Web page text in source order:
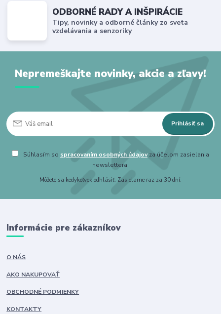
ODBORNÉ RADY A INŠPIRÁCIE
Tipy, novinky a odborné články zo sveta
vzdelávania a senzoriky
Nepremeškajte novinky, akcie a zľavy!
Prihlásiť sa
Súhlasím so spracovaním osobných údajovza účelom zasielania
newslettera.
Môžete sa kedykoľvek odhlásiť. Zasielame raz za 30 dní.
Informácie pre zákazníkov
O NÁS
AKO NAKUPOVAŤ
OBCHODNÉ PODMIENKY
KONTAKTY